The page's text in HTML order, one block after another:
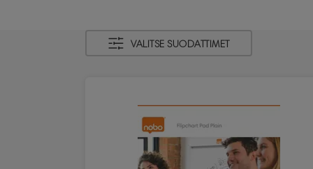
VALITSE SUODATTIMET